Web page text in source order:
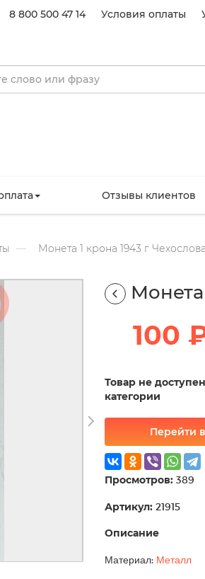
8 800 500 47 14 Условия оплаты
Отзывы клиентов
Монета 1 крона 1943 г
Монета
100
Товар не
категории
Перейти
Просмотров: 389
Артикул: 21915
Описание
Материал: Металл